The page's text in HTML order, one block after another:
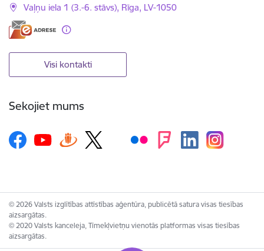
Vaļņu iela 1 (3.-6. stāvs), Rīga, LV-1050
Visi kontakti
Sekojiet mums
© 2026 Valsts izglītības attīstības aģentūra, publicētā satura visas tiesības
aizsargātas.
© 2020 Valsts kanceleja, Tīmekļvietņu vienotās platformas visas tiesības
aizsargātas.